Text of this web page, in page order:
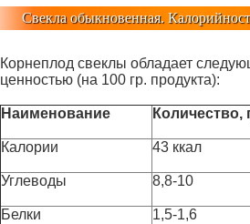
Свекла обыкновенная.
Корнеплод свеклы обладает
ценностью (на 100 гр. продукта):
Наименование Количество,
Калории 43 ккал
Углеводы 8,8-10
Белки 1,5-1,6